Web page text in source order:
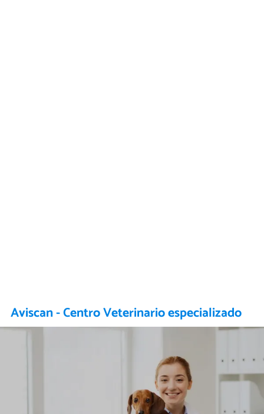
Aviscan - Centro Veterinario especializado